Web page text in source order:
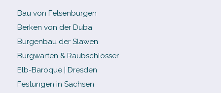
Bau von Felsenburgen
Berken von der Duba
Burgenbau der Slawen
Burgwarten & Raubschlösser
Elb-​Baroque | Dresden
Festungen in Sachsen